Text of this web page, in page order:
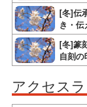
[冬]伝
き・
[冬]篆
自刻の
アクセス